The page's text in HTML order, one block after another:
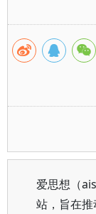
爱思想（
站，旨在推